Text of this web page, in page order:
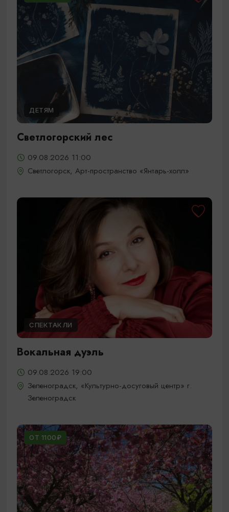
ДЕТЯМ
Светлогорский лес
09.08.2026 11:00
Светлогорск, Арт-пространство «Янтарь-холл»
СПЕКТАКЛИ
Вокальная дуэль
09.08.2026 19:00
Зеленоградск, «Культурно-досуговый центр» г.
Зеленоградск
ОТ 1100₽